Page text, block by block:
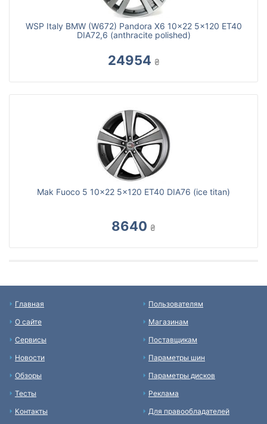
WSP Italy BMW (W672) Pandora X6 10x22 5x120 ET40
DIA72,6 (anthracite polished)
24954 ₴
Mak Fuoco 5 10x22 5x120 ET40 DIA76 (ice titan)
8640 ₴
Главная
О сайте
Сервисы
Новости
Обзоры
Тесты
Контакты
Пользователям
Магазинам
Поставщикам
Параметры шин
Параметры дисков
Реклама
Для правообладателей